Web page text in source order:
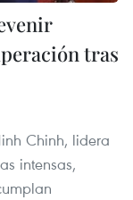
tras
Chinh, lidera
intensas,